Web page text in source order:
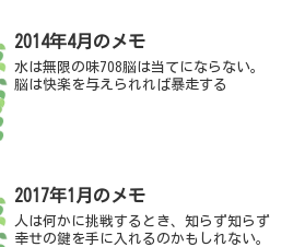
2014年4月のメモ
水は無限の味708脳は当てにならない。
脳は快楽を与えられれば暴走する
2017年1月のメモ
人は何かに挑戦するとき、知らず知らず
幸せの鍵を手に入れるのかもしれない。